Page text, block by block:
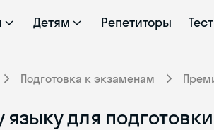
Детям Репетиторы
Подготовка к экзаменам
для